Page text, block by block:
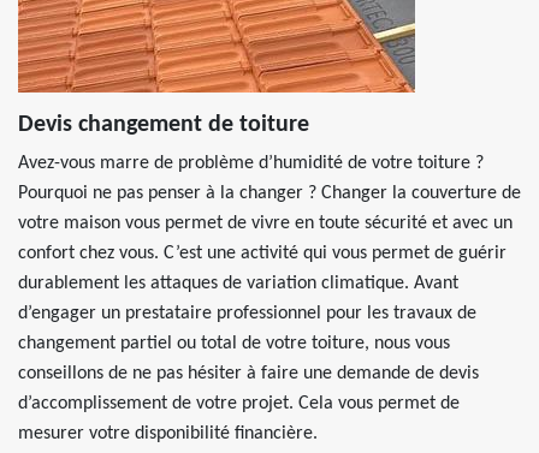
Devis changement de toiture
Avez-vous marre de problème d’humidité de votre toiture ?
Pourquoi ne pas penser à la changer ? Changer la couverture de
votre maison vous permet de vivre en toute sécurité et avec un
confort chez vous. C’est une activité qui vous permet de guérir
durablement les attaques de variation climatique. Avant
d’engager un prestataire professionnel pour les travaux de
changement partiel ou total de votre toiture, nous vous
conseillons de ne pas hésiter à faire une demande de devis
d’accomplissement de votre projet. Cela vous permet de
mesurer votre disponibilité financière.